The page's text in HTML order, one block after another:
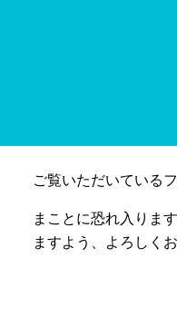
ご覧いただいている
まことに恐れ入りま
ますよう、よろしく